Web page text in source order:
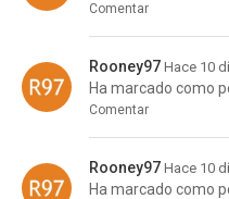
Comentar
Rooney97 Hace 10
Ha marcado como
Comentar
Rooney97 Hace 10
Ha marcado como